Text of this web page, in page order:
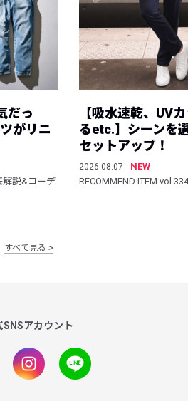
だっ
がリニ
解説&コーデ
【吸水速乾、UV
るetc.】シーンを
セットアップ！
2026.08.07
NEW
RECOMMEND ITEM vol.334
すべて見る
SNSアカウント